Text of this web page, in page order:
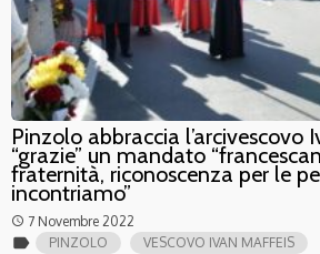
Pinzolo abbraccia l’arcivescovo
“grazie” un mandato
fraternità, riconoscenza per le
incontriamo”
access_time 7 Novembre 2022
label PINZOLO VESCOVO IVAN MAFFEIS